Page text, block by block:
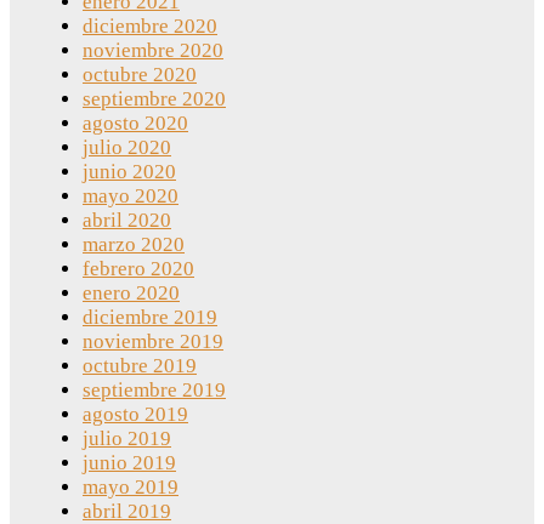
diciembre 2020
noviembre 2020
octubre 2020
septiembre 2020
agosto 2020
julio 2020
junio 2020
mayo 2020
abril 2020
marzo 2020
febrero 2020
enero 2020
diciembre 2019
noviembre 2019
octubre 2019
septiembre 2019
agosto 2019
julio 2019
junio 2019
mayo 2019
abril 2019